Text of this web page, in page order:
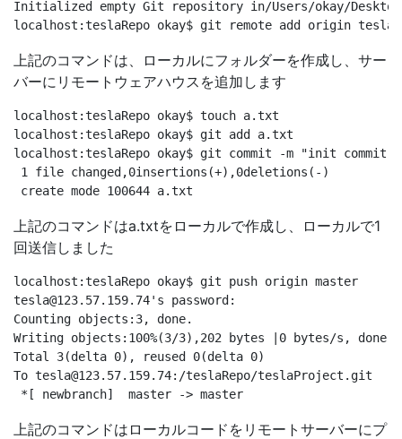
Initialized empty Git repository in/Users/okay/
localhost:teslaRepo okay$ git remote add origin
上記のコマンドは、ローカルにフォルダーを作成し、サー
バーにリモートウェアハウスを追加します
localhost:teslaRepo okay$ touch a.txt
localhost:teslaRepo okay$ git add a.txt
localhost:teslaRepo okay$ git commit -m "init
1 file changed,0insertions(+),0deletions(-)
上記のコマンドはa.txtをローカルで作成し、ローカルで1
回送信しました
tesla@123.57.159.74's password:
Counting objects:3, done.
Writing objects:100%(3/3),202 bytes |0 bytes/s, done.
Total 3(delta 0), reused 0(delta 0)
To tesla@123.57.159.74:/teslaRepo/teslaProject.git
上記のコマンドはローカルコードをリモートサーバーにプ